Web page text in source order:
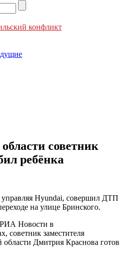
конфликт
советник
ребёнка
Hyundai, совершил ДТП
на улице Бринского.
Новости в
советник заместителя
области Дмитрия Краснова готов